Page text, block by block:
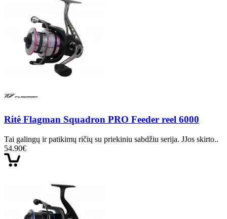
Ritė Flagman Squadron PRO Feeder reel 6000
Tai galingų ir patikimų ričių su priekiniu sabdžiu serija. JJos skirto..
54.90€